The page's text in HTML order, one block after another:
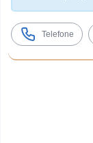
Telefone